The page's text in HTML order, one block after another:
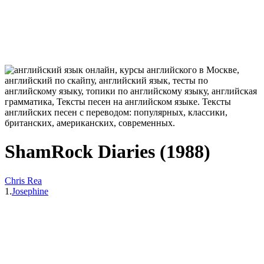
ShamRock Diaries (1988)
Chris Rea
1.Josephine